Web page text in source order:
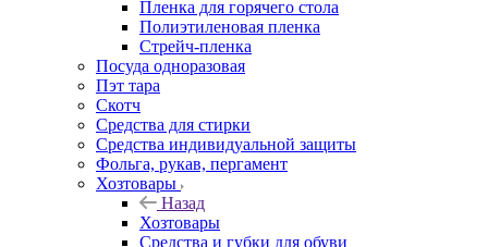
Пленка для горячего стола
Полиэтиленовая пленка
Стрейч-пленка
Посуда одноразовая
Пэт тара
Скотч
Средства для стирки
Средства индивидуальной защиты
Фольга, рукав, пергамент
Хозтовары
Назад
Хозтовары
Средства и губки для обуви